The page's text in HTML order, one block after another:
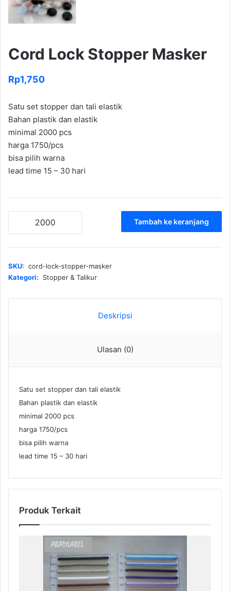
Cord Lock Stopper Masker
Rp1,750
Satu set stopper dan tali elastik
Bahan plastik dan elastik
minimal 2000 pcs
harga 1750/pcs
bisa pilih warna
lead time 15 – 30 hari
Stopper
Tambah ke keranjang
SKU: cord-lock-stopper-masker
Kategori:
Stopper & Talikur
Deskripsi
Ulasan (0)
Satu set stopper dan tali elastik
Bahan plastik dan elastik
minimal 2000 pcs
harga 1750/pcs
bisa pilih warna
lead time 15 – 30 hari
Produk Terkait